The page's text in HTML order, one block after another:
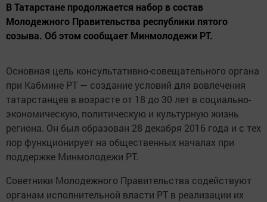
В Татарстане продолжается набор в состав
Молодежного Правительства республики пятого
созыва. Об этом сообщает Минмолодежи РТ.
Основная цель консультативно-совещательного органа
при Кабмине РТ — создание условий для вовлечения
татарстанцев в возрасте от 18 до 30 лет в социально-
экономическую, политическую и культурную жизнь
региона. Он был образован 28 декабря 2016 года и с тех
пор функционирует на общественных началах при
поддержке Минмолодежи РТ.
Советники Молодежного Правительства содействуют
органам исполнительной власти РТ в реализации их